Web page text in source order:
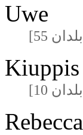
Uwe
Kiuppis
Rebecca